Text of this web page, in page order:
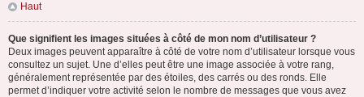
Haut
Que signifient les images situées à côté de mon nom d’utilisateur ?
Deux images peuvent apparaître à côté de votre nom d’utilisateur lorsque vous
consultez un sujet. Une d’elles peut être une image associée à votre rang,
généralement représentée par des étoiles, des carrés ou des ronds. Elle
permet d’indiquer votre activité selon le nombre de messages que vous avez